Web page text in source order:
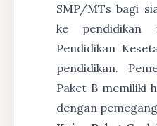
SMP/MTs bagi
ke pendidikan
Pendidikan
pendidikan.
Paket B memiliki
dengan